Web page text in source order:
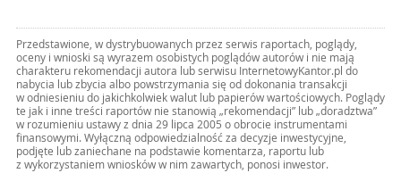
Przedstawione, w dystrybuowanych przez serwis raportach, poglądy,
oceny i wnioski są wyrazem osobistych poglądów autorów i nie mają
charakteru rekomendacji autora lub serwisu InternetowyKantor.pl do
nabycia lub zbycia albo powstrzymania się od dokonania transakcji
w odniesieniu do jakichkolwiek walut lub papierów wartościowych. Poglądy
te jak i inne treści raportów nie stanowią „rekomendacji” lub „doradztwa”
w rozumieniu ustawy z dnia 29 lipca 2005 o obrocie instrumentami
finansowymi. Wyłączną odpowiedzialność za decyzje inwestycyjne,
podjęte lub zaniechane na podstawie komentarza, raportu lub
z wykorzystaniem wniosków w nim zawartych, ponosi inwestor.